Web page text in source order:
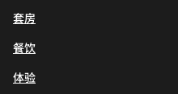
套房
餐饮
体验